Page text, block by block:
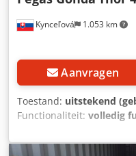
Kynceľová 1.053 km
Aanvragen
Toestand: uitstekend
Functionaliteit: volledig
, snijbreedte
CNC-besturing,